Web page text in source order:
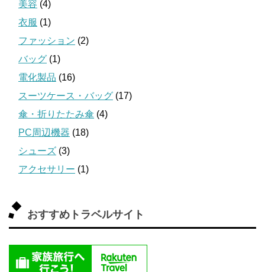
美容 (4)
衣服 (1)
ファッション (2)
バッグ (1)
電化製品 (16)
スーツケース・バッグ (17)
傘・折りたたみ傘 (4)
PC周辺機器 (18)
シューズ (3)
アクセサリー (1)
おすすめトラベルサイト